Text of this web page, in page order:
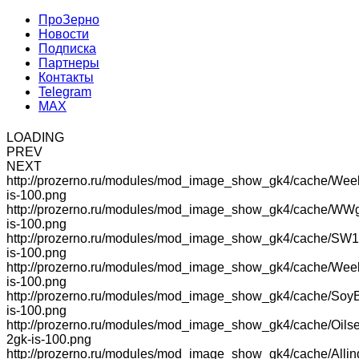
ПроЗерно
Новости
Подписка
Партнеры
Контакты
Telegram
MAX
LOADING
PREV
NEXT
http://prozerno.ru/modules/mod_image_show_gk4/cache/
is-100.png
http://prozerno.ru/modules/mod_image_show_gk4/cache/
is-100.png
http://prozerno.ru/modules/mod_image_show_gk4/cache/
is-100.png
http://prozerno.ru/modules/mod_image_show_gk4/cache/
is-100.png
http://prozerno.ru/modules/mod_image_show_gk4/cache/
is-100.png
http://prozerno.ru/modules/mod_image_show_gk4/cache/
2gk-is-100.png
http://prozerno.ru/modules/mod_image_show_gk4/cache/